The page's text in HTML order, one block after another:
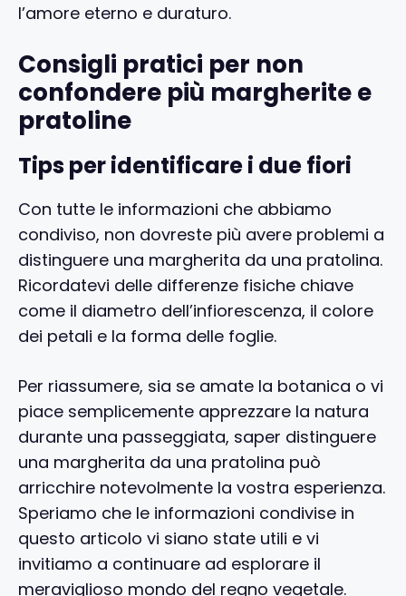
l’amore eterno e duraturo.
Consigli pratici per non
confondere più margherite e
pratoline
Tips per identificare i due fiori
Con tutte le informazioni che abbiamo
condiviso, non dovreste più avere problemi a
distinguere una margherita da una pratolina.
Ricordatevi delle differenze fisiche chiave
come il diametro dell’infiorescenza, il colore
dei petali e la forma delle foglie.
Per riassumere, sia se amate la botanica o vi
piace semplicemente apprezzare la natura
durante una passeggiata, saper distinguere
una margherita da una pratolina può
arricchire notevolmente la vostra esperienza.
Speriamo che le informazioni condivise in
questo articolo vi siano state utili e vi
invitiamo a continuare ad esplorare il
meraviglioso mondo del regno vegetale.